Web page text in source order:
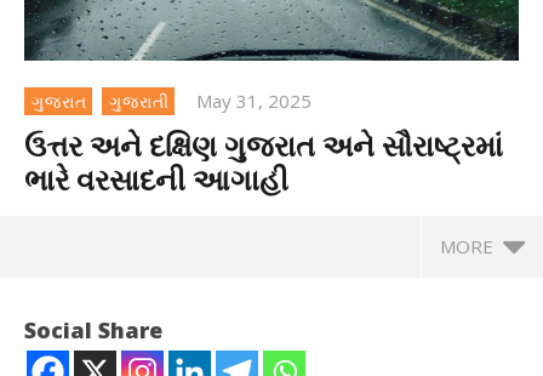
ગુજરાત ગુજરાતી May 31, 2025
ઉત્તર અને દક્ષિણ ગુજરાત અને સૌરાષ્ટ્રમાં
ભારે વરસાદની આગાહી
MORE
Social Share